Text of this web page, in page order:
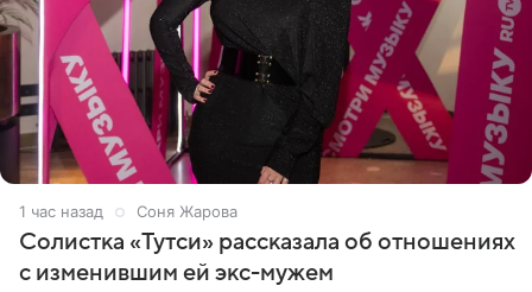
1 час назад Соня Жарова
Солистка «Тутси» рассказала об отношениях
с изменившим ей экс-мужем